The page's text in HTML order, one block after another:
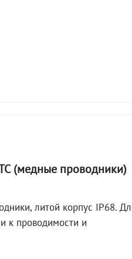
(медные проводники)
литой корпус IP68.
к проводимости и